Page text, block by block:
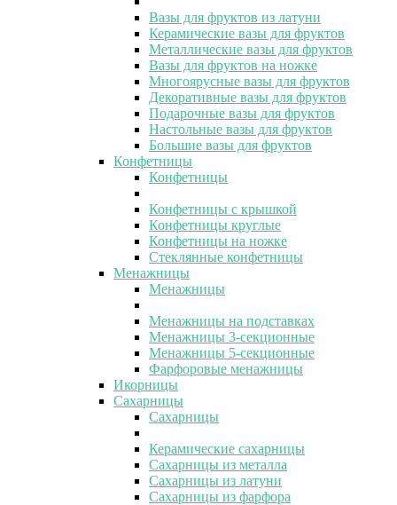
Вазы для фруктов из латуни
Керамические вазы для фруктов
Металлические вазы для фруктов
Вазы для фруктов на ножке
Многоярусные вазы для фруктов
Декоративные вазы для фруктов
Подарочные вазы для фруктов
Настольные вазы для фруктов
Большие вазы для фруктов
Конфетницы
Конфетницы
Конфетницы с крышкой
Конфетницы круглые
Конфетницы на ножке
Стеклянные конфетницы
Менажницы
Менажницы
Менажницы на подставках
Менажницы 3-секционные
Менажницы 5-секционные
Фарфоровые менажницы
Икорницы
Сахарницы
Сахарницы
Керамические сахарницы
Сахарницы из металла
Сахарницы из латуни
Сахарницы из фарфора